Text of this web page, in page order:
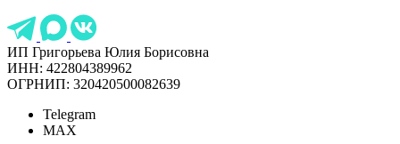
ИП Григорьева Юлия Борисовна
ИНН: 422804389962
ОГРНИП: 320420500082639
Telegram
MAX